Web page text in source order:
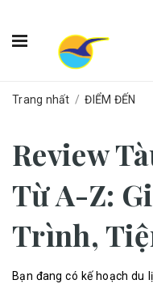
Trang nhất / ĐIỂM ĐẾN
Review
Từ A-Z:
Trình,
Bạn đang có kế hoạch du